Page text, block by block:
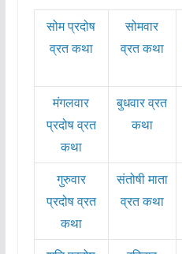
सोम प्रदोष
व्रत कथा
सोमवार
व्रत कथा
मंगलवार
प्रदोष व्रत
कथा
बुधवार व्रत
कथा
गुरुवार
प्रदोष व्रत
कथा
संतोषी माता
व्रत कथा